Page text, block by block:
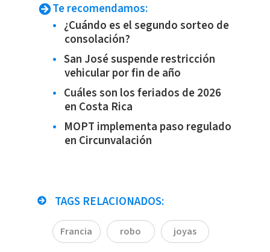
Te recomendamos:
¿Cuándo es el segundo sorteo de
consolación?
San José suspende restricción
vehicular por fin de año
Cuáles son los feriados de 2026
en Costa Rica
MOPT implementa paso regulado
en Circunvalación
TAGS RELACIONADOS:
Francia robo joyas